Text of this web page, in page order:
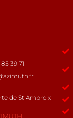
39 71
rte de St Ambroix